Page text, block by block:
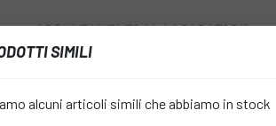
APPUNTAMENTO AL LABORATORIO
SIMILI
alcuni articoli simili che abbiamo in stock